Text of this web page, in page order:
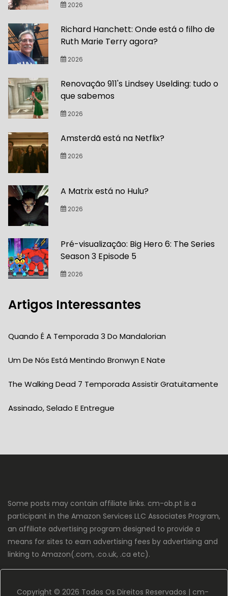
2026
Richard Hanchett: Onde está o filho de
Ruth Marie Terry agora?
2026
Renovação 911's Lindsey Uselding: tudo o
que sabemos
2026
Amsterdã está na Netflix?
2026
A Matrix está no Hulu?
2026
Pré-visualização: Big Hero 6: The Series
Season 3 Episode 5
2026
Artigos Interessantes
Quando É A Temporada 3 Do Mandalorian
Um De Nós Está Mentindo Bronwyn E Nate
The Walking Dead 7 Temporada Assistir Gratuitamente
Assinado, Selado E Entregue
Some posts may contain affiliate links. cm-ob.pt is a
participant in the Amazon Services LLC Associates Program,
an affiliate advertising program designed to provide a
means for sites to earn advertising fees by advertising and
linking to Amazon(.com, .co.uk, .ca etc).
Copyright © 2026 Todos Os Direitos Reservados | cm-